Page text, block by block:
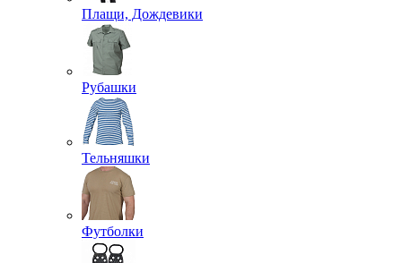
Плащи, Дождевики
Рубашки
Тельняшки
Футболки